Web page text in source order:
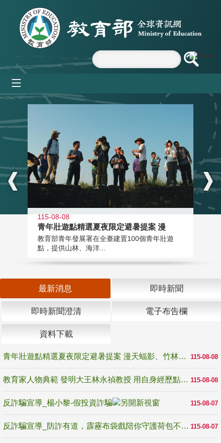
跳到主要內容區塊
:::
115-08-08
青年壯遊點精選夏夜限定避暑提案 漫
教育部青年發展署在全臺建置100個青年壯遊
點，提供山林、海洋...
最新消息 即時新聞
即時新聞澄清 電子布告欄
資料下載
115-08-08
青年壯遊點精選夏夜限定避暑提案 漫天蝠影、竹林尋蛙、茶香夜觀 邀青年暮色出發
115-08-08
教育家人物典範 發明大王林永禎教授 用自身經歷點亮學生的路
115-08-07
反詐騙宣導_楊小黎-假投資詐騙
115-08-07
反詐騙宣導_防詐有道，霹靂布袋戲陪你守護荷包不受騙